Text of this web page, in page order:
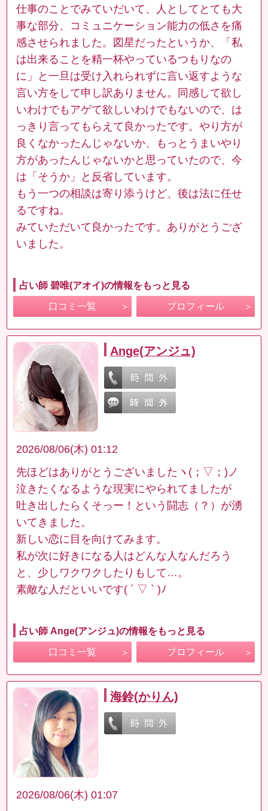
仕事のことでみていだいて、人としてとても大
事な部分、コミュニケーション能力の低さを痛
感させられました。図星だったというか、「私
は出来ることを精一杯やっているつもりなの
に」と一旦は受け入れられずに言い返すような
言い方をして申し訳ありません。同感して欲し
いわけでもアゲて欲しいわけでもないので、は
っきり言ってもらえて良かったです。やり方が
良くなかったんじゃないか、もっとうまいやり
方があったんじゃないかと思っていたので、今
は「そうか」と反省しています。
もう一つの相談は寄り添うけど、後は法に任せ
るですね。
みていただいて良かったです。ありがとうござ
いました。
占い師 碧唯(アオイ)の情報をもっと見る
口コミ一覧 プロフィール
Ange(アンジュ)
2026/08/06(木) 01:12
先ほどはありがとうございましたヽ(；▽；)ノ
泣きたくなるような現実にやられてましたが
吐き出したらくそっー！という闘志（？）が湧
いてきました。
新しい恋に目を向けてみます。
私が次に好きになる人はどんな人なんだろう
と、少しワクワクしたりもして…。
素敵な人だといいです( ´ ▽ ` )ﾉ
占い師 Ange(アンジュ)の情報をもっと見る
口コミ一覧 プロフィール
海鈴(かりん)
2026/08/06(木) 01:07